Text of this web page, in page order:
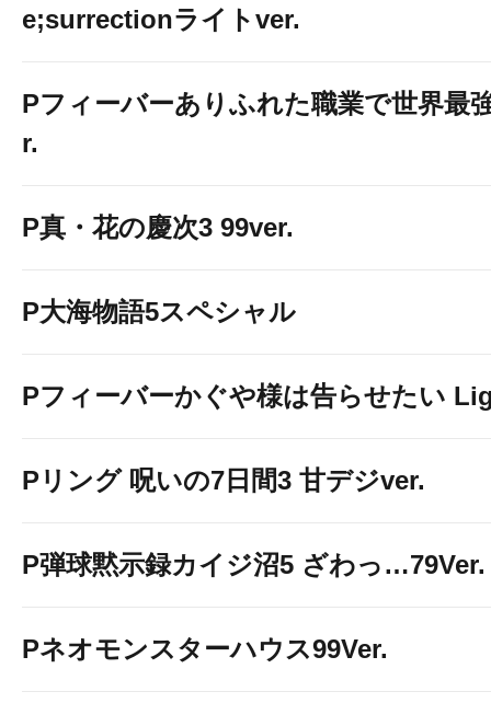
e;surrectionライトver.
Pフィーバーありふれた職業で世界最
r.
P真・花の慶次3 99ver.
P大海物語5スペシャル
Pフィーバーかぐや様は告らせたい
Pリング 呪いの7日間3 甘デジver.
P弾球黙示録カイジ沼5 ざわっ…79Ver.
Pネオモンスターハウス99Ver.